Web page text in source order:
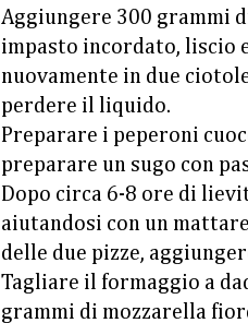
Aggiungere 300 grammi
impasto incordato, liscio
nuovamente in due
perdere il liquido.
Preparare i peperoni
preparare un sugo con
Dopo circa 6-8 ore di
aiutandosi con un
delle due pizze,
Tagliare il formaggio a
grammi di mozzarella